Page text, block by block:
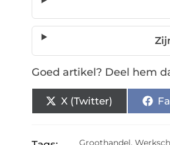
Goed artikel? Deel hem
X (Twitter)
Groothandel,